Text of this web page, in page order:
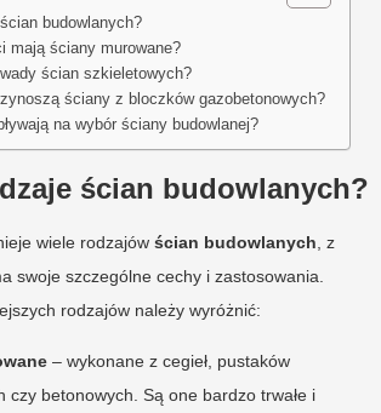
budowlanych?
mają ściany murowane?
ścian szkieletowych?
ściany z bloczków gazobetonowych?
na wybór ściany budowlanej?
ścian budowlanych?
wiele rodzajów ścian budowlanych, z
swoje szczególne cechy i zastosowania.
rodzajów należy wyróżnić:
– wykonane z cegieł, pustaków
czy betonowych. Są one bardzo trwałe i